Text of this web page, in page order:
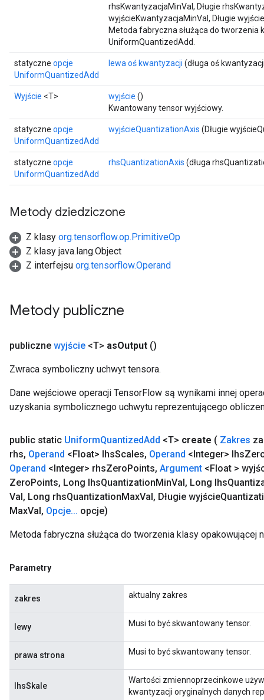
rhsKwantyzacjaMinVal, Długie
wyjścieKwantyzacjaMinVal, Długie
Metoda fabryczna służąca do tworzenia
UniformQuantizedAdd.
statyczne opcje
UniformQuantizedAdd
lewa oś kwantyzacji (długa oś
Wyjście <T> wyjście ()
Kwantowany tensor wyjściowy.
statyczne opcje
UniformQuantizedAdd
wyjścieQuantizationAxis (Długie
statyczne opcje
UniformQuantizedAdd
rhsQuantizationAxis (długa
Metody dziedziczone
Z klasy org.tensorflow.op.PrimitiveOp
Z klasy java.lang.Object
Z interfejsu org.tensorflow.Operand
Metody publiczne
publiczne wyjście <T> asOutput ()
Zwraca symboliczny uchwyt tensora.
Dane wejściowe operacji TensorFlow są wynikami innej
uzyskania symbolicznego uchwytu reprezentującego
public static UniformQuantizedAdd <T> create ( Zakres
rhs, Operand <Float> lhsScales, Operand <Integer> lhs
Operand <Integer> rhsZeroPoints, Argument <Float >
ZeroPoints, Long lhsQuantizationMinVal, Long lhs
Val, Long rhsQuantizationMaxVal, Długie wyjście
MaxVal, Opcje... opcje)
Metoda fabryczna służąca do tworzenia klasy opakowującej
Parametry
zakres aktualny zakres
lewy Musi to być skwantowany tensor.
prawa strona Musi to być skwantowany tensor.
lhsSkale
Wartości zmiennoprzecinkowe
kwantyzacji oryginalnych danych